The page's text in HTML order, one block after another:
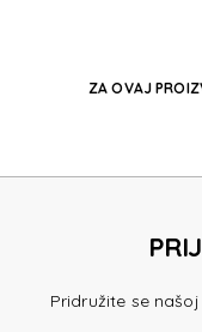
ZA OVAJ
Pridružite se